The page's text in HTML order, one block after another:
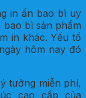
in ấn bao bì uy
bì sản phẩm
in khác. Yếu tố
hôm nay đó
tưởng miễn phí,
cao cấp của